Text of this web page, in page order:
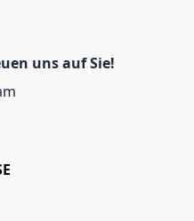
uns auf Sie!